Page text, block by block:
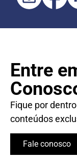
Entre
Fique por
conteúdos
Fale conosco